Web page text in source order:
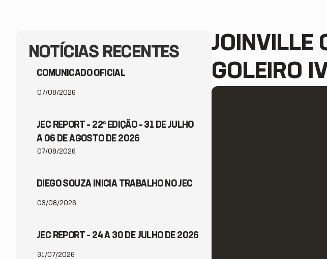
NOTÍCIAS RECENTES
COMUNICADO OFICIAL
07/08/2026
JEC REPORT – 22ª EDIÇÃO – 31 DE JULHO
A 06 DE AGOSTO DE 2026
07/08/2026
DIEGO SOUZA INICIA TRABALHO NO JEC
03/08/2026
JEC REPORT – 24 A 30 DE JULHO DE 2026
31/07/2026
JOINVILLE
GOLEIRO